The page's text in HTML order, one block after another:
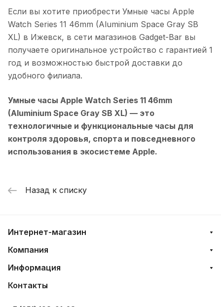
Если вы хотите приобрести Умные часы Apple
Watch Series 11 46mm (Aluminium Space Gray SB
XL) в Ижевск, в сети магазинов Gadget-Bar вы
получаете оригинальное устройство с гарантией 1
год и возможностью быстрой доставки до
удобного филиала.
Умные часы Apple Watch Series 11 46mm
(Aluminium Space Gray SB XL) — это
технологичные и функциональные часы для
контроля здоровья, спорта и повседневного
использования в экосистеме Apple.
Назад к списку
Интернет-магазин
Компания
Информация
Контакты